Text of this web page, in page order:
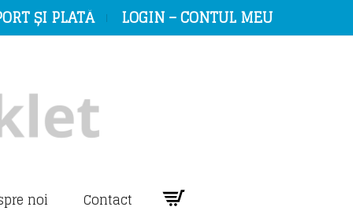
ȘI PLATĂ LOGIN – CONTUL MEU
noi Contact